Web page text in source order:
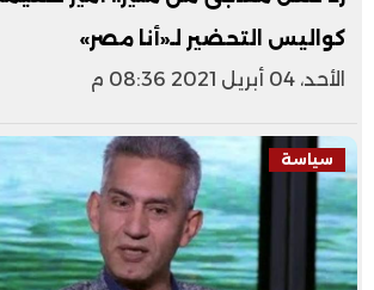
كواليس التحضير لـ«أنا مصر»
الأحد، 04 أبريل 2021 08:36 م
سياسة